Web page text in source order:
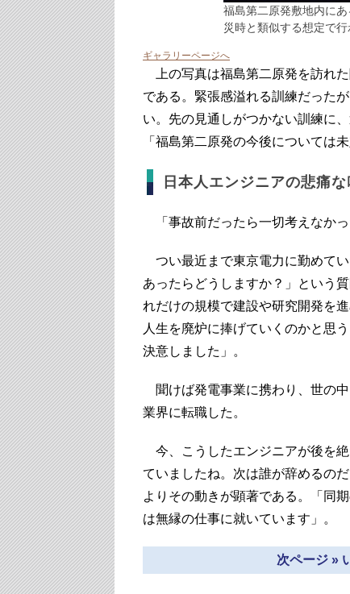
福島第二原発敷地内に
災時と類似する想定で行
ギャラリーページへ
上の写真は福島第二原発を訪れ
である。緊張感溢れる訓練だった
い。先の見通しがつかない訓練に
「福島第二原発の今後については
日本人エンジニアの悲痛
「事故前だったら一切考えなか
つい最近まで東京電力に勤めて
あったらどうしますか？」という
れだけの規模で建設や研究開発を
人生を廃炉に捧げていくのかと思
決意しました」。
聞けば発電事業に携わり、世の
業界に転職した。
今、こうしたエンジニアが後を
ていましたね。次は誰が辞めるの
よりその動きが顕著である。「同
は無縁の仕事に就いています」。
次ページ »